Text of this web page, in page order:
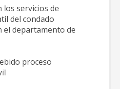
los servicios de
del condado
el departamento de
proceso